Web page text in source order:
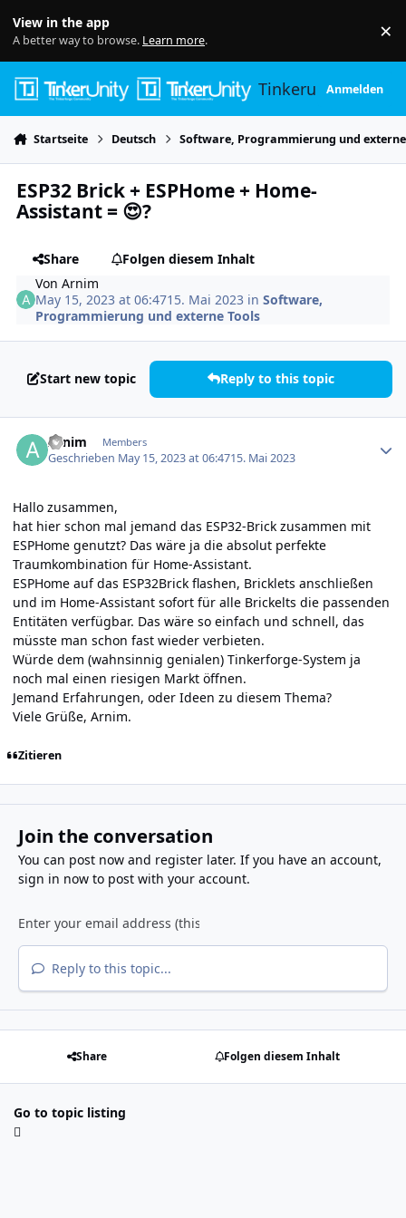
View in the app
A better way to browse. Learn more. ×
TinkerunityAnmelden
Startseite Deutsch Software, Programmierung und
ESP32 Brick + ESPHome + Home-
Assistant = 😍?
Share
Folgen diesem Inhalt
VonArnim
May 15, 2023 at 06:4715. Mai 2023 inSoftware,
Programmierung und externe Tools
Start new topic Reply to this topic
Arnim Members
Geschrieben May 15, 2023 at 06:4715. Mai 2023
Hallo zusammen,
hat hier schon mal jemand das ESP32-Brick zusammen mit
ESPHome genutzt? Das wäre ja die absolut perfekte
Traumkombination für Home-Assistant.
ESPHome auf das ESP32Brick flashen, Bricklets anschließen
und im Home-Assistant sofort für alle Brickelts die passenden
Entitäten verfügbar. Das wäre so einfach und schnell, das
müsste man schon fast wieder verbieten.
Würde dem (wahnsinnig genialen) Tinkerforge-System ja
noch mal einen riesigen Markt öffnen.
Jemand Erfahrungen, oder Ideen zu diesem Thema?
Viele Grüße, Arnim.
Zitieren
Join the conversation
You can post now and register later. If you have an account,
sign in nowto post with your account.
Reply to this topic...
Share Folgen diesem Inhalt
Go to topic listing